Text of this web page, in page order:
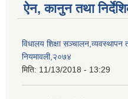
ऐन, कानुन तथा
विधालय शिक्षा सञ्चालन,व्यवस्थापन
नियमावली,२०७४
मिति: 11/13/2018 - 13:29